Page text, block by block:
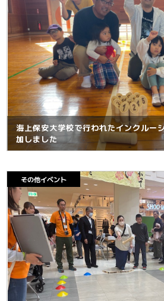
海上保安大学校で行われたインクルー
加しました
その他イベント